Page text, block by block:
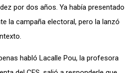
por dos años. Ya había presentado
la campaña electoral, pero la lanzó
habló Lacalle Pou, la profesora